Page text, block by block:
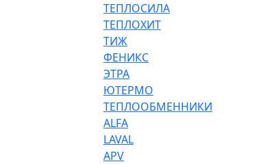
ТЕПЛОСИЛА
ТЕПЛОХИТ
ТИЖ
ФЕНИКС
ЭТРА
ЮТЕРМО
ТЕПЛООБМЕННИКИ
ALFA
LAVAL
APV